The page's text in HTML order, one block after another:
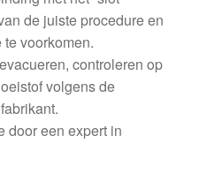
de juiste procedure en
voorkomen.
controleren op
volgens de
door een expert in